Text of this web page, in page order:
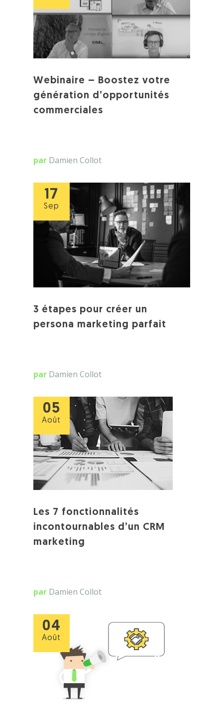
Webinaire – Boostez votre
génération d’opportunités
commerciales
par Damien Collot
17
Sep
3 étapes pour créer un
persona marketing parfait
par Damien Collot
05
Août
Les 7 fonctionnalités
incontournables d’un CRM
marketing
par Damien Collot
04
Août